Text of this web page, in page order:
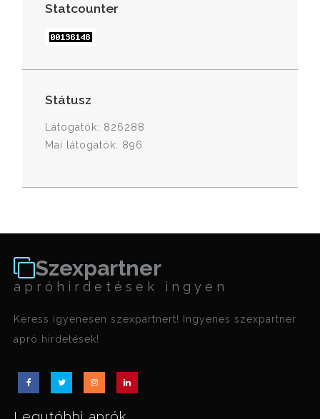
Statcounter
Státusz
Látogatók: 826288
Mai látogatók: 896
Szexpartner
apróhirdetések ingyen
Keress igyenesen szexpartnert! Ingyenes szexpartner
apró hirdetések!